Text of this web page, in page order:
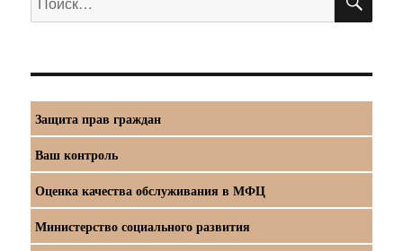
Защита прав граждан
Ваш контроль
Оценка качества обслуживания в МФЦ
Министерство социального развития